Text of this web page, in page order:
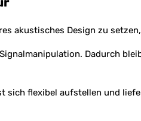
akustisches Design zu
Dadurch
sich flexibel aufstellen und